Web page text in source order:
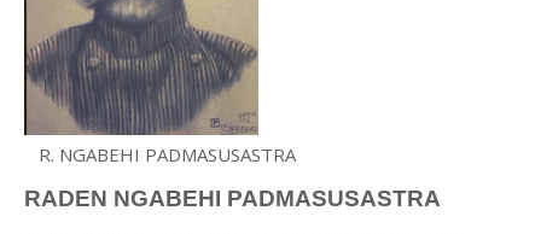
R. NGABEHI PADMASUSASTRA
RADEN NGABEHI PADMASUSASTRA